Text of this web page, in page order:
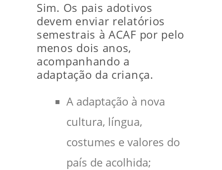
Sim. Os pais adotivos
devem enviar relatórios
semestrais à ACAF por pelo
menos dois anos,
acompanhando a
adaptação da criança.
A adaptação à nova
cultura, língua,
costumes e valores do
país de acolhida;